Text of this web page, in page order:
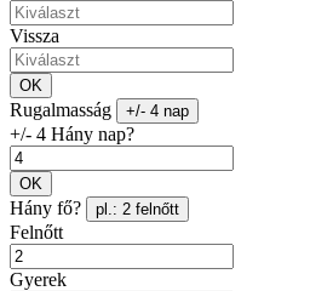
Vissza
OK
Rugalmasság +/- 4 nap
+/- 4 Hány nap?
OK
Hány fő? pl.: 2 felnőtt
Felnőtt
Gyerek